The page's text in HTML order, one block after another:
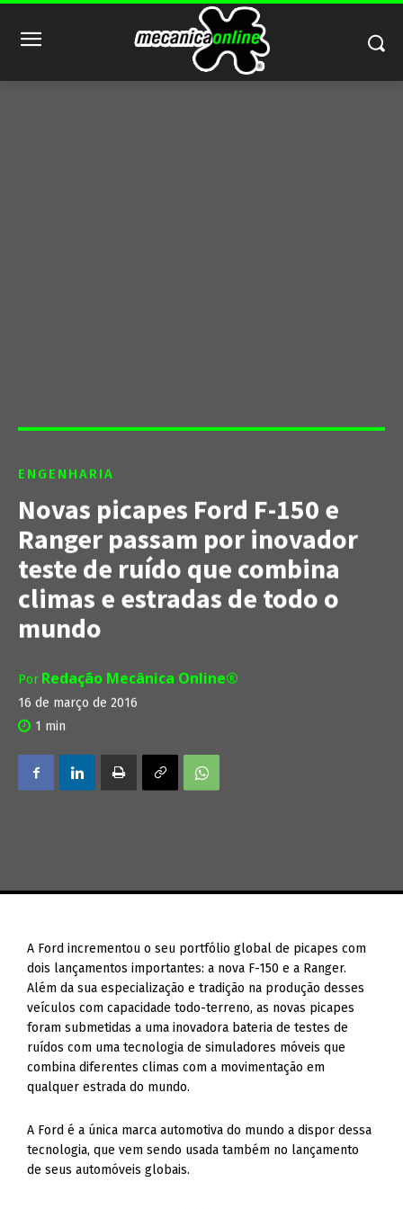
ENGENHARIA
Novas picapes Ford F-150 e
Ranger passam por inovador
teste de ruído que combina
climas e estradas de todo o
mundo
Por Redação Mecânica Online®
16 de março de 2016
1 min
A Ford incrementou o seu portfólio global de picapes com
dois lançamentos importantes: a nova F-150 e a Ranger.
Além da sua especialização e tradição na produção desses
veículos com capacidade todo-terreno, as novas picapes
foram submetidas a uma inovadora bateria de testes de
ruídos com uma tecnologia de simuladores móveis que
combina diferentes climas com a movimentação em
qualquer estrada do mundo.
A Ford é a única marca automotiva do mundo a dispor dessa
tecnologia, que vem sendo usada também no lançamento
de seus automóveis globais.